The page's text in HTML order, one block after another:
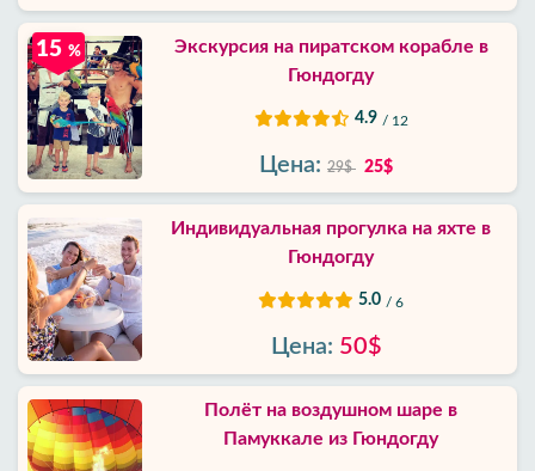
Экскурсия на пиратском корабле в
Гюндогду
4.9 / 12
15 %
Цена: 29$ 25$
Индивидуальная прогулка на яхте в
Гюндогду
5.0 / 6
Цена: 50$
Полёт на воздушном шаре в
Памуккале из Гюндогду